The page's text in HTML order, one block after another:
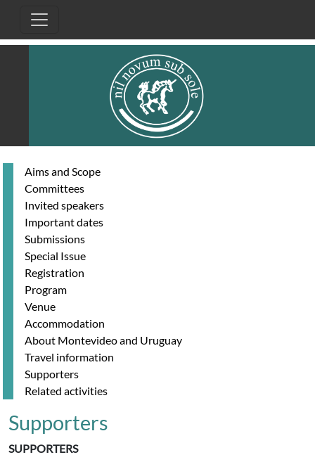
Aims and Scope
Committees
Invited speakers
Important dates
Submissions
Special Issue
Registration
Program
Venue
Accommodation
About Montevideo and Uruguay
Travel information
Supporters
Related activities
Supporters
SUPPORTERS